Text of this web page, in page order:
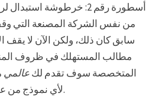
أسطورة رقم 2: خرطوشة
من نفس الشركة المصنعة التي
سابق كان ذلك، ولكن الآن لا يقف
مطالب المستهلك في ظروف
المتخصصة سوف تقدم لكعالمي
لأي نموذج من عمال النظافة بأسعار معقولة.